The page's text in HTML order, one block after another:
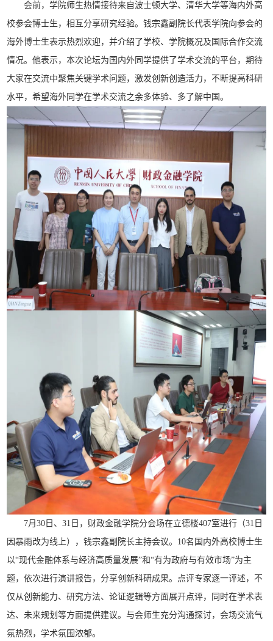
会前，学院师生热情接待来自波士顿大学、清华大学等海内外高
校参会博士生，相互分享研究经验。钱宗鑫副院长代表学院向参会的
海外博士生表示热烈欢迎，并介绍了学校、学院概况及国际合作交流
情况。他表示，本次论坛为国内外同学提供了学术交流的平台，期待
大家在交流中聚焦关键学术问题，激发创新创造活力，不断提高科研
水平，希望海外同学在学术交流之余多体验、多了解中国。
7月30日、31日，财政金融学院分会场在立德楼407室进行（31日
因暴雨改为线上），钱宗鑫副院长主持会议。10名国内外高校博士生
以“现代金融体系与经济高质量发展”和“有为政府与有效市场”为主
题，依次进行演讲报告，分享创新科研成果。点评专家逐一评述，不
仅从创新能力、研究方法、论证逻辑等方面展开点评，同时在学术表
达、未来规划等方面提供建议。与会师生充分沟通探讨，会场交流气
氛热烈，学术氛围浓郁。